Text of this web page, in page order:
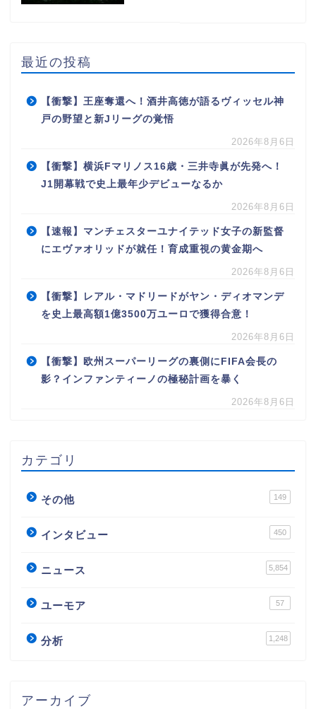
最近の投稿
【衝撃】王座奪還へ！酒井高徳が語るヴィッセル神
戸の野望と新Jリーグの覚悟
2026年8月6日
【衝撃】横浜Fマリノス16歳・三井寺眞が先発へ！
J1開幕戦で史上最年少デビューなるか
2026年8月6日
【速報】マンチェスターユナイテッド女子の新監督
にエヴァオリッドが就任！育成重視の黄金期へ
2026年8月6日
【衝撃】レアル・マドリードがヤン・ディオマンデ
を史上最高額1億3500万ユーロで獲得合意！
2026年8月6日
【衝撃】欧州スーパーリーグの裏側にFIFA会長の
影？インファンティーノの極秘計画を暴く
2026年8月6日
カテゴリ
その他 149
インタビュー 450
ニュース 5,854
ユーモア 57
分析 1,248
アーカイブ